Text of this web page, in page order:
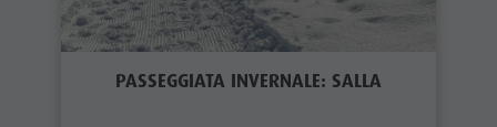
PASSEGGIATA INVERNALE: SALLA